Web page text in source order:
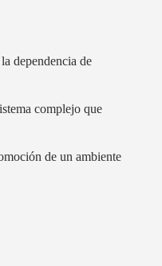
dependencia de
complejo que
de un ambiente